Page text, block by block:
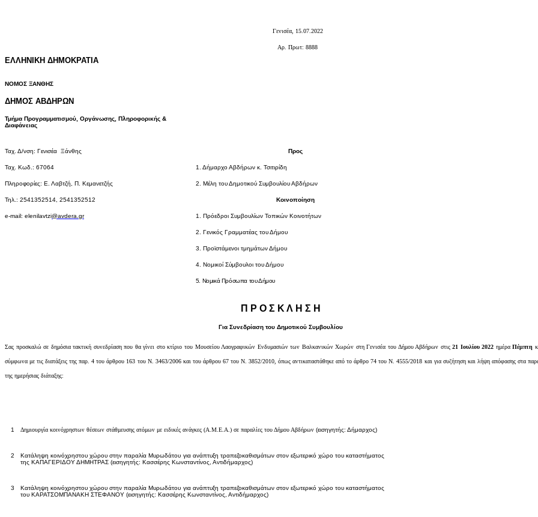
ΕΛΛΗΝΙΚΗ ΔΗΜΟΚΡΑΤΙΑ
ΝΟΜΟΣ ΞΑΝΘΗΣ
ΔΗΜΟΣ ΑΒΔΗΡΩΝ
Τμήμα Προγραμματισμού, Οργάνωσης, Πληροφορικής &
Διαφάνειας
Γενισέα, 15.07.2022
Αρ. Πρωτ: 8888
Ταχ. Δ/νση: Γενισέα Ξάνθης
Ταχ. Κωδ.: 67064
Πληροφορίες: Ε. Λαβτζή, Π. Κεμανετζής
Τηλ.: 2541352514, 2541352512
e-mail: elenilavtzi@avdera.gr
Προς
1. Δήμαρχο Αβδήρων κ. Τσιτιρίδη
2. Μέλη του Δημοτικού Συμβουλίου Αβδήρων
Κοινοποίηση
1. Πρόεδροι Συμβουλίων Τοπικών Κοινοτήτων
2. Γενικός Γραμματέας του Δήμου
3. Προϊστάμενοι τμημάτων Δήμου
4. Νομικοί Σύμβουλοι του Δήμου
5. Νομικά Πρόσωπα του Δήμου
Π Ρ Ο Σ Κ Λ Η Σ Η
Για Συνεδρίαση του Δημοτικού Συμβουλίου
Σας προσκαλώ σε δημόσια τακτική συνεδρίαση που θα γίνει στο κτίριο του Μουσείου Λαογραφικών Ενδυμασιών των Βαλκανικών Χωρών στη Γενισέα του Δήμου Αβδήρων στις21 Ιουλίου2022 ημέραΠέμπτη
σύμφωνα με τις διατάξεις της παρ. 4 του άρθρου 163 του Ν. 3463/2006και του άρθρου 67 του Ν. 3852/2010, όπως αντικαταστάθηκε από το άρθρο 74 του Ν. 4555/2018 και για συζήτηση και λήψη απόφασης στα
της ημερήσιας διάταξης:
1 Δημιουργία κοινόχρηστων θέσεων στάθμευσης ατόμων με ειδικές ανάγκες (Α.Μ.Ε.Α.) σε παραλίες του Δήμου Αβδήρων (εισηγητής: Δήμαρχος)
2
Κατάληψη κοινόχρηστου χώρου στην παραλία Μυρωδάτου για ανάπτυξη τραπεζοκαθισμάτων στον εξωτερικό χώρο του καταστήματος
της ΚΑΠΑΓΕΡΙΔΟΥ ΔΗΜΗΤΡΑΣ (εισηγητής: Κασσέρης Κωνσταντίνος, Αντιδήμαρχος)
3
Κατάληψη κοινόχρηστου χώρου στην παραλία Μυρωδάτου για ανάπτυξη τραπεζοκαθισμάτων στον εξωτερικό χώρο του καταστήματος
του ΚΑΡΑΤΣΟΜΠΑΝΑΚΗ ΣΤΕΦΑΝΟΥ (εισηγητής: Κασσέρης Κωνσταντίνος, Αντιδήμαρχος)